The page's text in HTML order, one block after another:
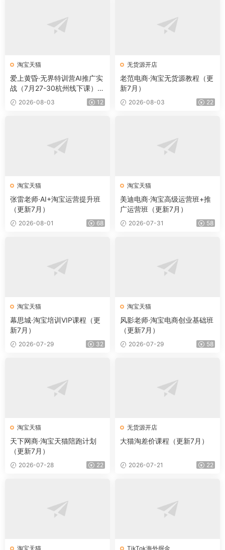
淘宝天猫
爱上黄昏·无界特训营AI推广实
战（7月27-30杭州线下课）
【音频+字幕+pdf】
2026-08-03 12
无货源开店
老范电商·淘宝无货源教程（更
新7月）
2026-08-03 22
淘宝天猫
张雷老师·AI+淘宝运营提升班
（更新7月）
2026-08-01 68
淘宝天猫
美迪电商·淘宝高级运营班+推
广运营班（更新7月）
2026-07-31 58
淘宝天猫
幕思城·淘宝培训VIP课程（更
新7月）
2026-07-29 32
淘宝天猫
风影老师·淘宝电商创业基础班
（更新7月）
2026-07-29 58
淘宝天猫
天下网商·淘宝天猫陪跑计划
（更新7月）
2026-07-28 22
无货源开店
大猫淘差价课程（更新7月）
2026-07-21 22
淘宝天猫 TikTok海外掘金